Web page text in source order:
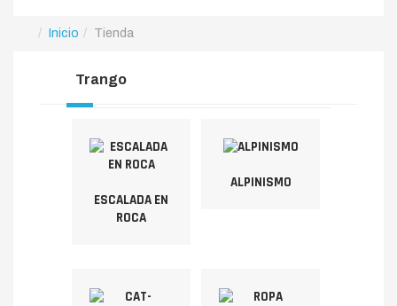
Inicio Tienda
Trango
ESCALADA EN
ROCA
ALPINISMO